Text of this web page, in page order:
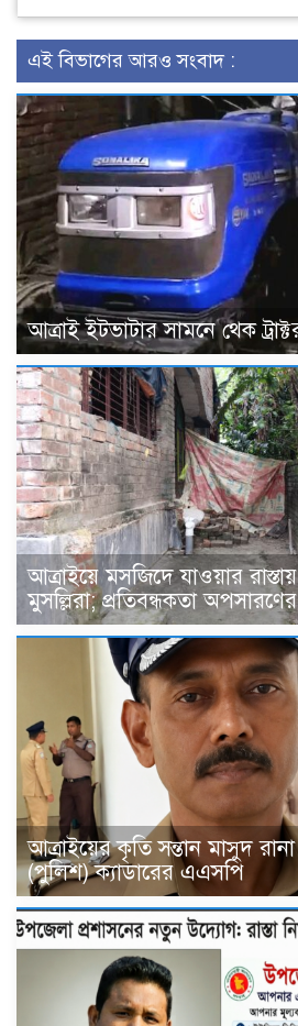
এই বিভাগের আরও সংবাদ :
আত্রাই ইটভাটার সামনে থেক
আত্রাইয়ে মসজিদে যাওয়ার
মুসল্লিরা; প্রতিবন্ধকতা
আত্রাইয়ের কৃতি সন্তান মাসুদ
(পুলিশ) ক্যাডারের এএসপি